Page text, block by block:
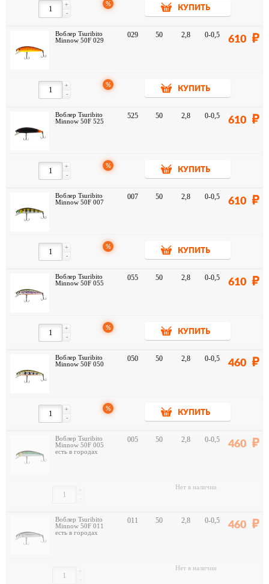
-
+ %
КУПИТЬ
Воблер Tsuribito
Minnow 50F 029
029 50 2,8 0-0,5 610
-
+ %
КУПИТЬ
Воблер Tsuribito
Minnow 50F 525
525 50 2,8 0-0,5 610
-
+ %
КУПИТЬ
Воблер Tsuribito
Minnow 50F 007
007 50 2,8 0-0,5 610
-
+ %
КУПИТЬ
Воблер Tsuribito
Minnow 50F 055
055 50 2,8 0-0,5 610
-
+ %
КУПИТЬ
Воблер Tsuribito
Minnow 50F 050
050 50 2,8 0-0,5 460
-
+ %
КУПИТЬ
Воблер Tsuribito
Minnow 50F 005
есть в городах
005 50 2,8 0-0,5 460
-
+ Нет в наличии
Воблер Tsuribito
Minnow 50F 011
есть в городах
011 50 2,8 0-0,5 460
-
+ Нет в наличии